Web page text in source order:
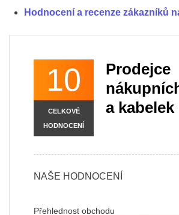
Hodnocení a recenze zákazníků
10
CELKOVÉ
HODNOCENÍ
Prodejce
a kabelek
NAŠE HODNOCENÍ
Přehlednost obchodu